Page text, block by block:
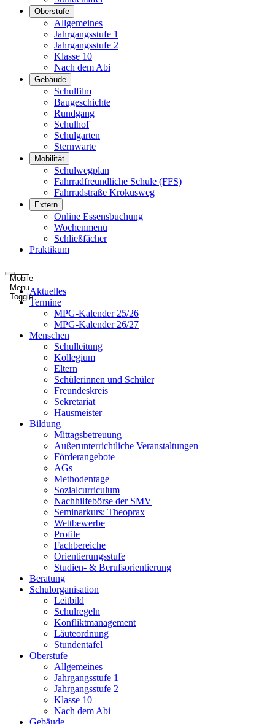
Oberstufe
Allgemeines
Jahrgangsstufe 1
Jahrgangsstufe 2
Klasse 10
Nach dem Abi
Gebäude
Schulfilm
Baugeschichte
Rundgang
Schulhof
Schulgarten
Sternwarte
Mobilität
Schulwegplan
Fahrradfreundliche Schule (FFS)
Fahrradstraße Krokusweg
Extern
Online Essensbuchung
Wochenmenü
Schließfächer
Praktikum
Mobile
Menu
Toggle
Aktuelles
Termine
MPG-Kalender 25/26
MPG-Kalender 26/27
Menschen
Schulleitung
Kollegium
Eltern
Schülerinnen und Schüler
Freundeskreis
Sekretariat
Hausmeister
Bildung
Mittagsbetreuung
Außerunterrichtliche Veranstaltungen
Förderangebote
AGs
Methodentage
Sozialcurriculum
Nachhilfebörse der SMV
Seminarkurs: Theoprax
Wettbewerbe
Profile
Fachbereiche
Orientierungsstufe
Studien- & Berufsorientierung
Beratung
Schulorganisation
Leitbild
Schulregeln
Konfliktmanagement
Läuteordnung
Stundentafel
Oberstufe
Allgemeines
Jahrgangsstufe 1
Jahrgangsstufe 2
Klasse 10
Nach dem Abi